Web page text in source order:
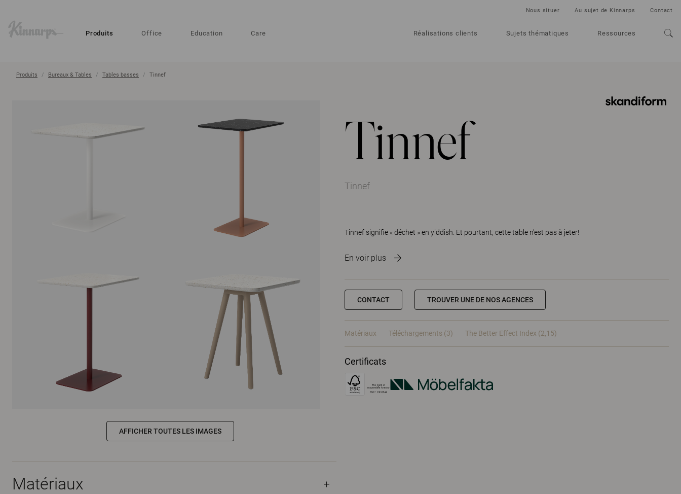
Produits Office Education Care Réalisations clients Sujets thématiques Ressources
Nous situer Au sujet de Kinnarps Contact
Produits Bureaux & Tables Tables basses Tinnef
Tinnef
Tinnef
Tinnef signifie « déchet » en yiddish. Et pourtant, cette table n’est pas à jeter!
En voir plus
CONTACT TROUVER UNE DE NOS AGENCES
Matériaux Téléchargements (3) The Better Effect Index (2,15)
Certificats
AFFICHER TOUTES LES IMAGES
Matériaux